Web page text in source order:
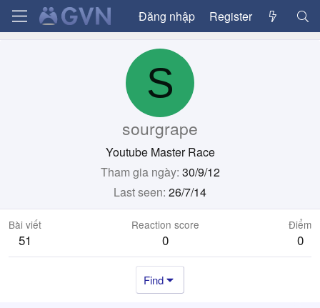
Đăng nhập Register
S
sourgrape
Youtube Master Race
Tham gia ngày 30/9/12
Last seen 26/7/14
Bài viết
51
Reaction score
0
Điểm
0
Find